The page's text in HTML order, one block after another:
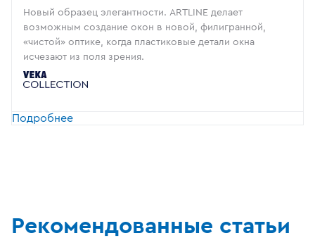
Новый образец элегантности. ARTLINE делает
возможным создание окон в новой, филигранной,
«чистой» оптике, когда пластиковые детали окна
исчезают из поля зрения.
Подробнее
Рекомендованные статьи